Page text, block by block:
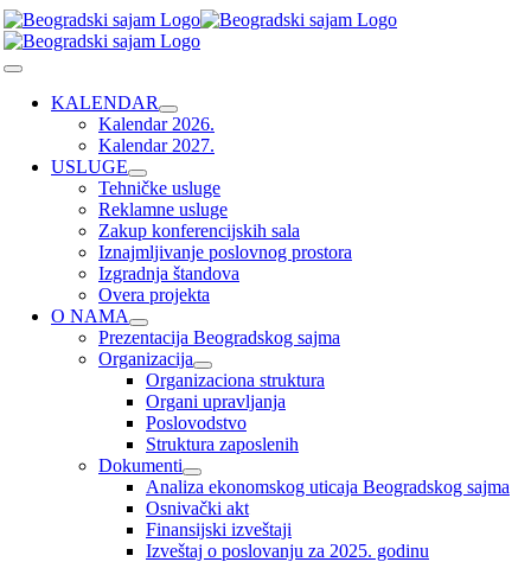
Skip
to
content
Toggle
NavigationKALENDAR
Kalendar 2026.
Kalendar 2027.
USLUGE
Tehničke usluge
Reklamne usluge
Zakup konferencijskih sala
Iznajmljivanje poslovnog prostora
Izgradnja štandova
Overa projekta
O NAMA
Prezentacija Beogradskog sajma
Organizacija
Organizaciona struktura
Organi upravljanja
Poslovodstvo
Struktura zaposlenih
Dokumenti
Analiza ekonomskog uticaja Beogradskog sajma
Osnivački akt
Finansijski izveštaji
Izveštaj o poslovanju za 2025. godinu